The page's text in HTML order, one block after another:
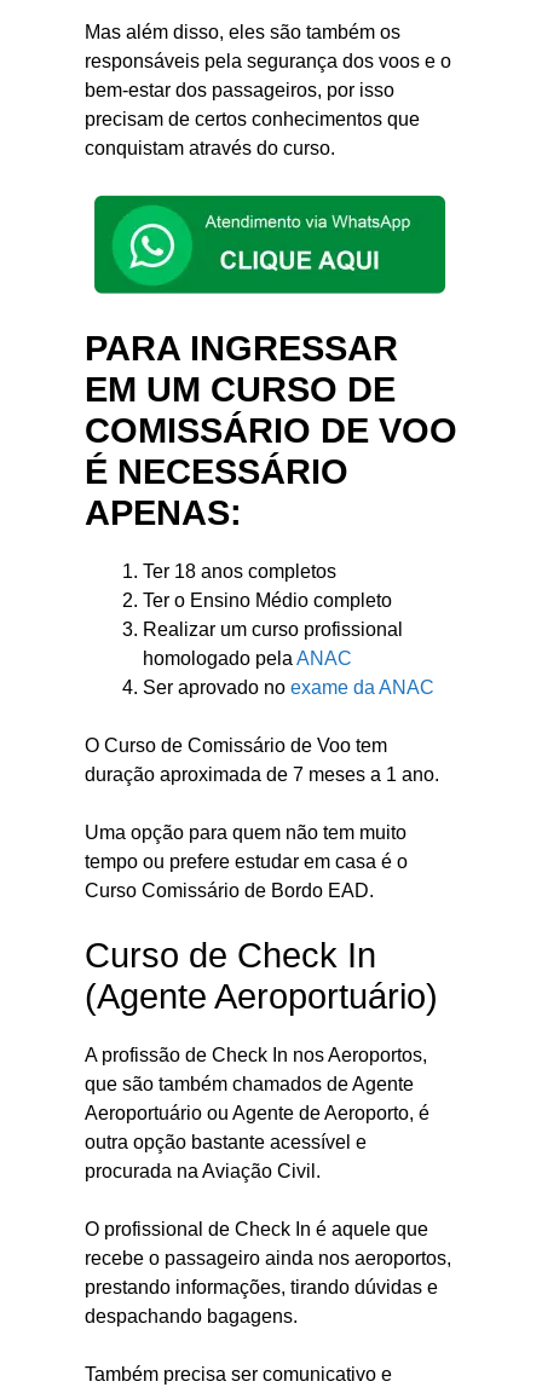
Mas além disso, eles são também os
responsáveis pela segurança dos voos e o
bem-estar dos passageiros, por isso
precisam de certos conhecimentos que
conquistam através do curso.
PARA INGRESSAR
EM UM CURSO DE
COMISSÁRIO DE VOO
É NECESSÁRIO
APENAS:
Ter 18 anos completos
Ter o Ensino Médio completo
Realizar um curso profissional
homologado pela ANAC
Ser aprovado no exame da ANAC
O Curso de Comissário de Voo tem
duração aproximada de 7 meses a 1 ano.
Uma opção para quem não tem muito
tempo ou prefere estudar em casa é o
Curso Comissário de Bordo EAD.
Curso de Check In
(Agente Aeroportuário)
A profissão de Check In nos Aeroportos,
que são também chamados de Agente
Aeroportuário ou Agente de Aeroporto, é
outra opção bastante acessível e
procurada na Aviação Civil.
O profissional de Check In é aquele que
recebe o passageiro ainda nos aeroportos,
prestando informações, tirando dúvidas e
despachando bagagens.
Também precisa ser comunicativo e